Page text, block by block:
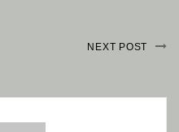
NEXT POST